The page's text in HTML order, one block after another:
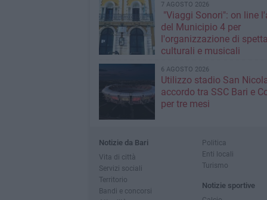
7 AGOSTO 2026
"Viaggi Sonori": on line
del Municipio 4 per
l'organizzazione di
culturali e musicali
6 AGOSTO 2026
Utilizzo stadio San
accordo tra SSC Bari e
per tre mesi
Notizie da Bari
Vita di città
Servizi sociali
Territorio
Bandi e concorsi
Politica
Enti locali
Turismo
Notizie sportive